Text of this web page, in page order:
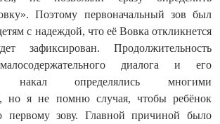
Поэтому первоначальный зов был
с надеждой, что её Вовка откликнется
Продолжительность
диалога и его
накал определялись многими
но я не помню случая, чтобы ребёнок
первому зову. Главной причиной было